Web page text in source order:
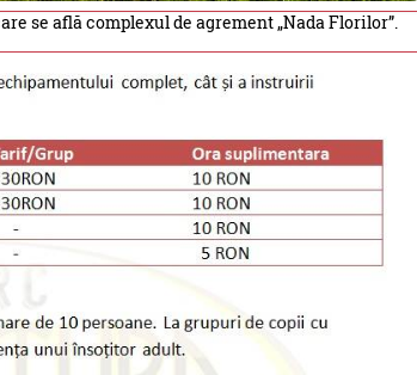
se află complexul de agrement „Nada Florilor”.